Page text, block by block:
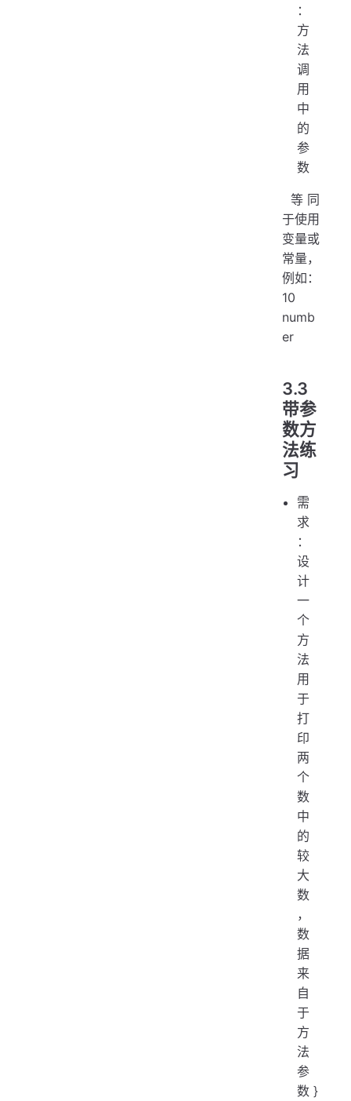
：
方
法
调
用
中
的
参
数
​ 等同
于使用
变量或
常量，
例如：
10
numb
er
3.3
带参
数方
法练
习
需
求
：
设
计
一
个
方
法
用
于
打
印
两
个
数
中
的
较
大
数
，
数
据
来
自
于
方
法
参
数 }